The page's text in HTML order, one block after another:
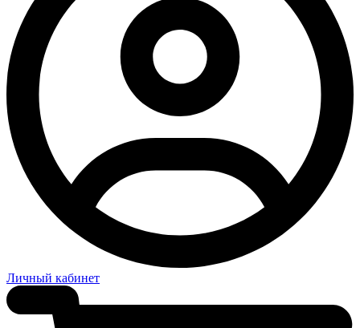
Личный кабинет